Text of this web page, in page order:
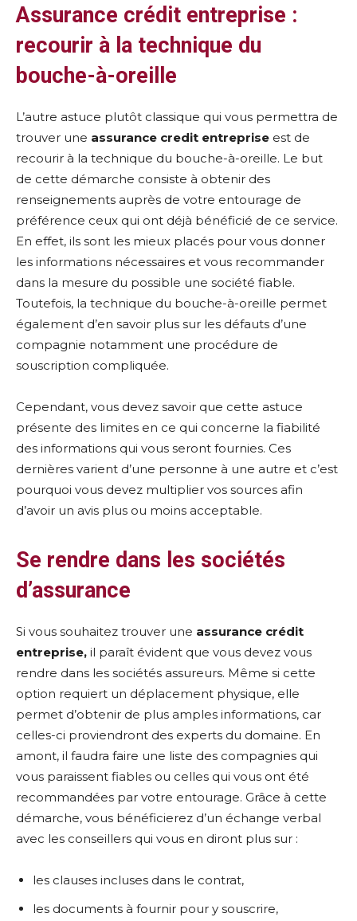
Assurance crédit entreprise :
recourir à la technique du
bouche-à-oreille
L’autre astuce plutôt classique qui vous permettra de
trouver une assurance credit entreprise est de
recourir à la technique du bouche-à-oreille. Le but
de cette démarche consiste à obtenir des
renseignements auprès de votre entourage de
préférence ceux qui ont déjà bénéficié de ce service.
En effet, ils sont les mieux placés pour vous donner
les informations nécessaires et vous recommander
dans la mesure du possible une société fiable.
Toutefois, la technique du bouche-à-oreille permet
également d’en savoir plus sur les défauts d’une
compagnie notamment une procédure de
souscription compliquée.
Cependant, vous devez savoir que cette astuce
présente des limites en ce qui concerne la fiabilité
des informations qui vous seront fournies. Ces
dernières varient d’une personne à une autre et c’est
pourquoi vous devez multiplier vos sources afin
d’avoir un avis plus ou moins acceptable.
Se rendre dans les sociétés
d’assurance
Si vous souhaitez trouver une assurance crédit
entreprise, il paraît évident que vous devez vous
rendre dans les sociétés assureurs. Même si cette
option requiert un déplacement physique, elle
permet d’obtenir de plus amples informations, car
celles-ci proviendront des experts du domaine. En
amont, il faudra faire une liste des compagnies qui
vous paraissent fiables ou celles qui vous ont été
recommandées par votre entourage. Grâce à cette
démarche, vous bénéficierez d’un échange verbal
avec les conseillers qui vous en diront plus sur :
les clauses incluses dans le contrat,
les documents à fournir pour y souscrire,